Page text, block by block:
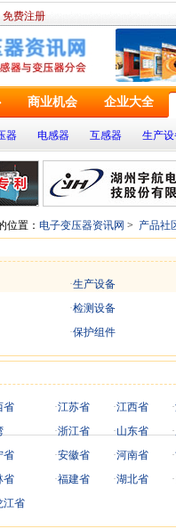
免费注册
商业机会 企业大全
器 电感器 互感器 生产
位置： 电子变压器资讯网 > 产品社
·生产设备
·检测设备
·保护组件
省 ·江苏省 ·江西省 ·
·浙江省 ·山东省 ·
省 ·安徽省 ·河南省 ·
省 ·福建省 ·湖北省 ·
江省